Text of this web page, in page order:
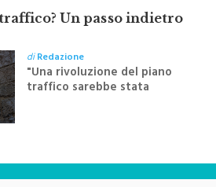
Un passo indietro
diRedazione
"Una rivoluzione del piano